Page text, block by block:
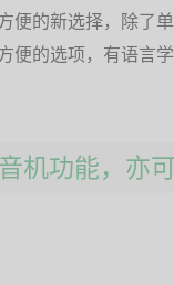
便的新选择，除了
便的选项，有语言
机功能，亦